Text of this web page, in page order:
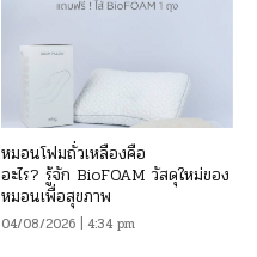
หมอนโฟมถั่วเหลืองคือ
อะไร? รู้จัก BioFOAM วัสดุใหม่ของ
หมอนเพื่อสุขภาพ
04/08/2026 | 4:34 pm